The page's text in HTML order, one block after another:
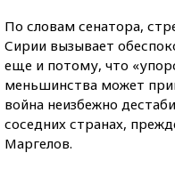
По словам сенатора,
Сирии вызывает
еще и потому, что
меньшинства может
война неизбежно
соседних странах,
Маргелов.